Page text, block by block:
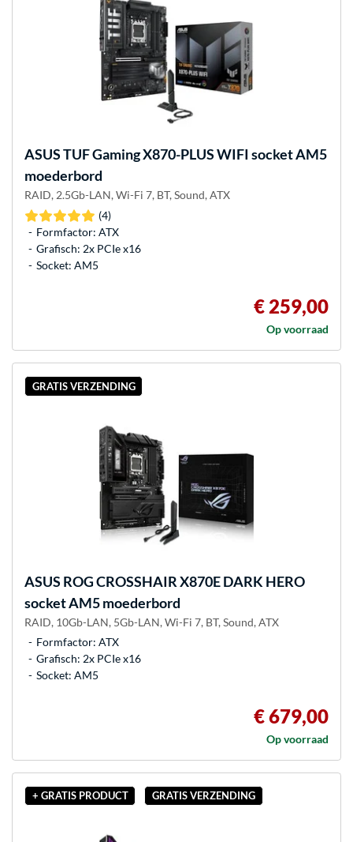
ASUSTUF Gaming X870-PLUS WIFI socket AM5
moederbord
RAID, 2.5Gb-LAN, Wi-Fi 7, BT, Sound, ATX
(4)
Formfactor: ATX
Grafisch: 2x PCIe x16
Socket: AM5
€ 259,00
Op voorraad
GRATIS VERZENDING
ASUS ROG CROSSHAIR X870E DARK HERO
socket AM5 moederbord
RAID, 10Gb-LAN, 5Gb-LAN, Wi-Fi 7, BT, Sound, ATX
Formfactor: ATX
Grafisch: 2x PCIe x16
Socket: AM5
€ 679,00
Op voorraad
+ GRATIS PRODUCT GRATIS VERZENDING